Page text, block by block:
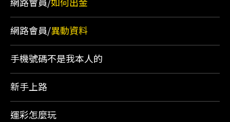
網路會員/異動資料
手機號碼不是我本人的
新手上路
運彩怎麼玩